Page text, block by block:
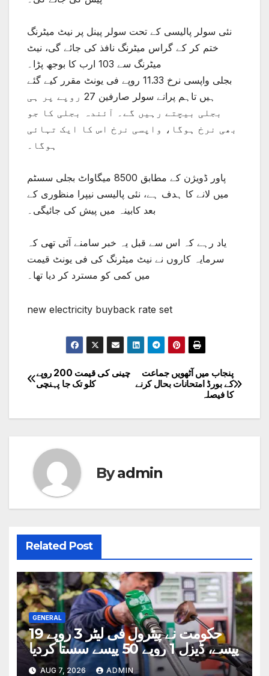
نئی سولر پالیسی کے تحت سولر پینل پر نیٹ میٹرنگ
ختم کر کے گراس میٹرنگ نافذ کی جائے گی، نیٹ
میٹرنگ سے 103 ارب کا بوجھ پڑا۔
بجلی واپسی نرخ 11.33 روپے فی یونٹ مقرر کیے گئے
ہیں تاہم پرانے سولر صارفین 27 روپے پر ہی
بجلی بیچتے رہیں گے۔ آئندہ بجلی کا جو
بھی نرخ ہوگا، واپسی نرخ اس کا ایک تہائی
ہوگا۔
پاور ڈویژن کے مطابق 8500 میگاواٹ بجلی سسٹم
میں لانے کا ہدف ہے، نئی پالیسی نیپرا منظوری کے
بعد کابینہ میں پیش کی جائیگی۔
یاد رہے کہ اس سے قبل یہ خبر سامنے آئی تھی کہ
سرمایہ کاروں نے نیٹ میٹرنگ کی فی یونٹ قیمت
میں کمی کو مسترد کر دیا تھا۔
new electricity buyback rate set
Post
پنجاب میں آٹھویں جماعت
کے بورڈ امتحانات بحال کرنے
کا فیصلہ
چینی کی قیمت 200 روپے
کلو تک جا پہنچی
Byadmin
Related Post
GENERAL
حکومت نے پیٹرول فی لیٹر 3 روپے 19
پیسے، ڈیزل 1 روپے 50 پیسے سستا کردیا
AUG 7, 2026 ADMIN